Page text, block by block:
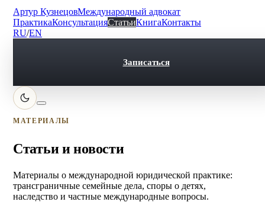
Артур КузнецовМеждународный адвокат
ПрактикаКонсультацияСтатьиКнигаКонтакты
RU/EN
Записаться
МАТЕРИАЛЫ
Статьи и новости
Материалы о международной юридической практике:
трансграничные семейные дела, споры о детях,
наследство и частные международные вопросы.